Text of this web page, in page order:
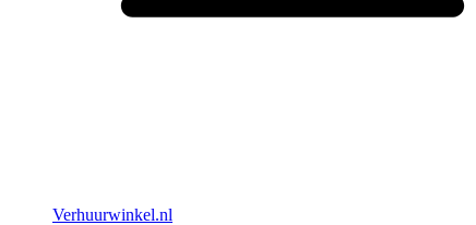
Verhuurwinkel.nl